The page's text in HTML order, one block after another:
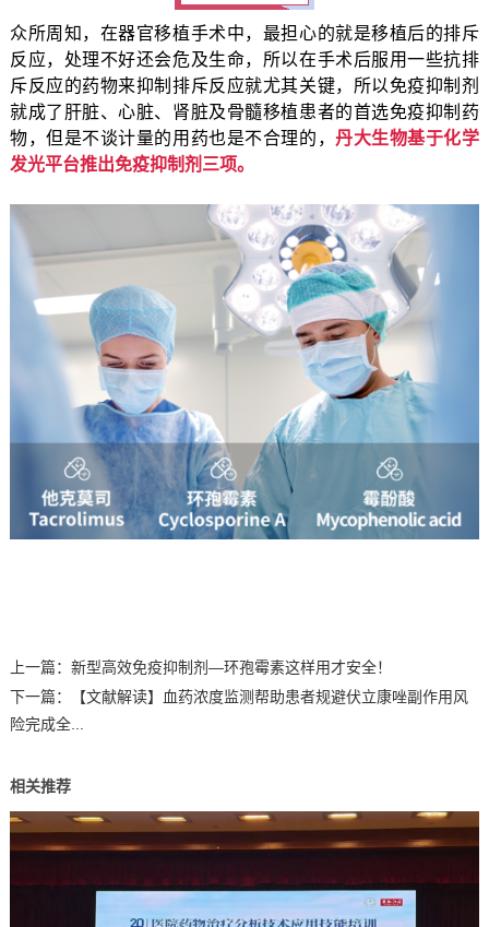
众所周知，在器官移植手术中，最担心的就是移植后的排斥
反应，处理不好还会危及生命，所以在手术后服用一些抗排
斥反应的药物来抑制排斥反应就尤其关键，所以免疫抑制剂
就成了肝脏、心脏、肾脏及骨髓移植患者的首选免疫抑制药
物，但是不谈计量的用药也是不合理的，丹大生物基于化学
发光平台推出免疫抑制剂三项。
上一篇： 新型高效免疫抑制剂—环孢霉素这样用才安全！
下一篇：
【文献解读】血药浓度监测帮助患者规避伏立康唑副作用风
险完成全...
相关推荐